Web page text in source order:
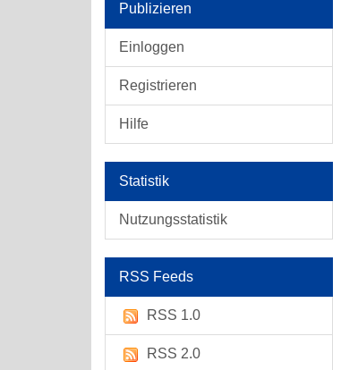
Publizieren
Einloggen
Registrieren
Hilfe
Statistik
Nutzungsstatistik
RSS Feeds
RSS 1.0
RSS 2.0